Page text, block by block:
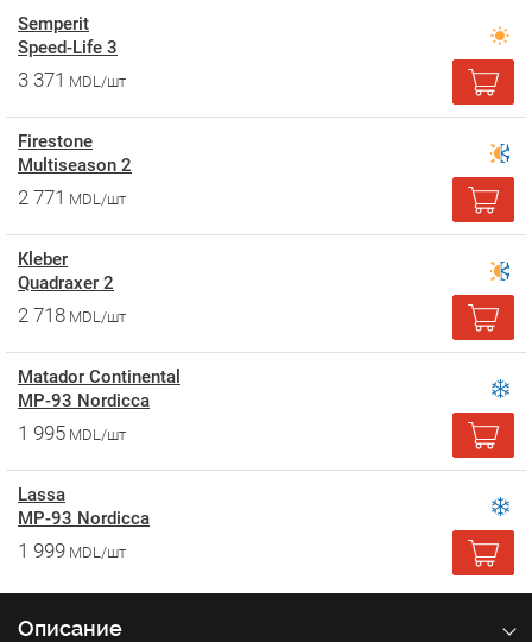
Semperit
Speed-Life 3
3 371 MDL/шт
Firestone
Multiseason 2
2 771 MDL/шт
Kleber
Quadraxer 2
2 718 MDL/шт
Matador Continental
MP-93 Nordicca
1 995 MDL/шт
Lassa
MP-93 Nordicca
1 999 MDL/шт
Описание